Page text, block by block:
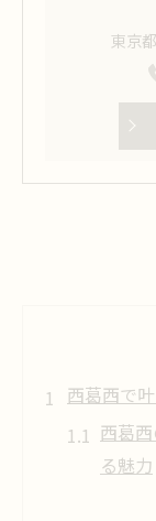
東京
西葛西で
西葛
る魅力
美容